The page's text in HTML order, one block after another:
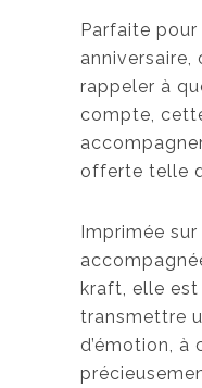
Parfaite pour
rappeler à
compte,
offerte telle
Imprimée
kraft, elle
transmettre
d’émotion, à